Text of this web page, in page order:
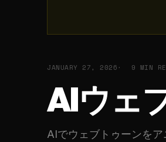
JANUARY 27, 2026 9 MIN
AIウェ
AIでウェブトゥーンを